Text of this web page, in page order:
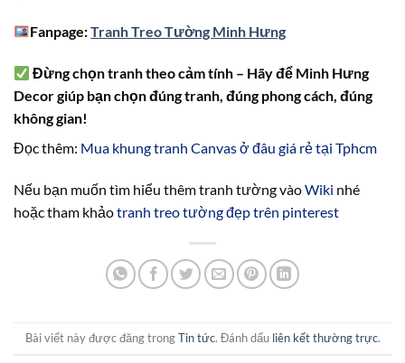
Fanpage:Tranh Treo Tường Minh Hưng
Đừng chọn tranh theo cảm tính – Hãy để Minh Hưng
Decor giúp bạn chọn đúng tranh, đúng phong cách, đúng
không gian!
Đọc thêm: Mua khung tranh Canvas ở đâu giá rẻ tại Tphcm
Nếu bạn muốn tìm hiểu thêm tranh tường vàoWiki nhé
hoặc tham khảotranh treo tường đẹp trên pinterest
Bài viết này được đăng trongTin tức. Đánh dấu liên kết thường trực.